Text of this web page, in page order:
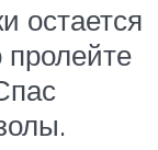
остается
пролейте